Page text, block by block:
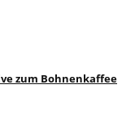
zum Bohnenkaffee